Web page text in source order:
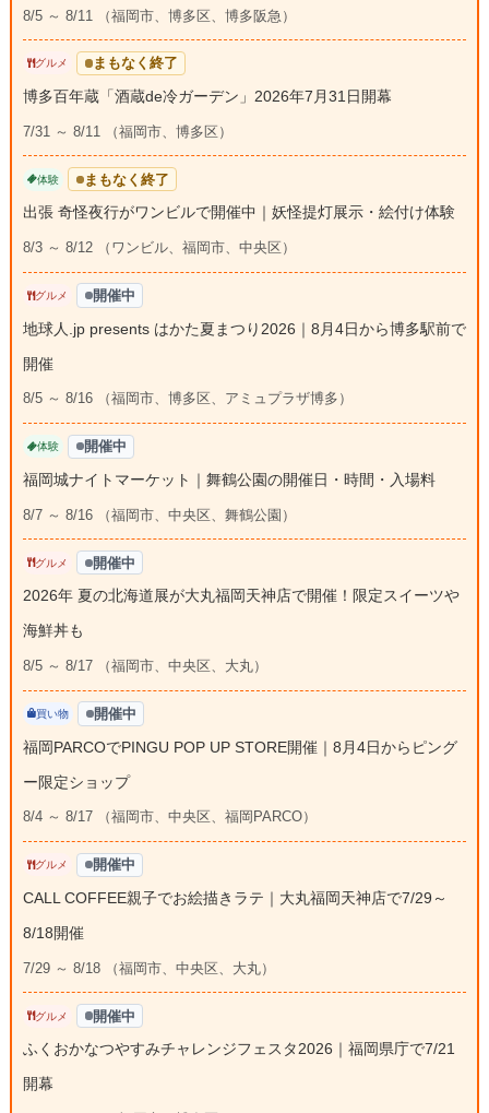
8/5 ～ 8/11 （福岡市、博多区、博多阪急）
グルメ まもなく終了
博多百年蔵「酒蔵de冷ガーデン」2026年7月31日開幕
7/31 ～ 8/11 （福岡市、博多区）
体験 まもなく終了
出張 奇怪夜行がワンビルで開催中｜妖怪提灯展示・絵付け体験
8/3 ～ 8/12 （ワンビル、福岡市、中央区）
グルメ 開催中
地球人.jp presents はかた夏まつり2026｜8月4日から博多駅前で
開催
8/5 ～ 8/16 （福岡市、博多区、アミュプラザ博多）
体験 開催中
福岡城ナイトマーケット｜舞鶴公園の開催日・時間・入場料
8/7 ～ 8/16 （福岡市、中央区、舞鶴公園）
グルメ 開催中
2026年 夏の北海道展が大丸福岡天神店で開催！限定スイーツや
海鮮丼も
8/5 ～ 8/17 （福岡市、中央区、大丸）
買い物 開催中
福岡PARCOでPINGU POP UP STORE開催｜8月4日からピング
ー限定ショップ
8/4 ～ 8/17 （福岡市、中央区、福岡PARCO）
グルメ 開催中
CALL COFFEE親子でお絵描きラテ｜大丸福岡天神店で7/29～
8/18開催
7/29 ～ 8/18 （福岡市、中央区、大丸）
グルメ 開催中
ふくおかなつやすみチャレンジフェスタ2026｜福岡県庁で7/21
開幕